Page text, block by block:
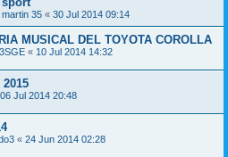
35 « 30 Jul 2014 09:14
MUSICAL DEL TOYOTA COROLLA
« 10 Jul 2014 14:32
2015
06 Jul 2014 20:48
« 24 Jun 2014 02:28